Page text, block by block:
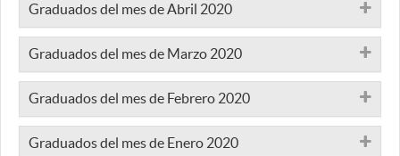
Graduados del mes de Abril 2020
Graduados del mes de Marzo 2020
Graduados del mes de Febrero 2020
Graduados del mes de Enero 2020